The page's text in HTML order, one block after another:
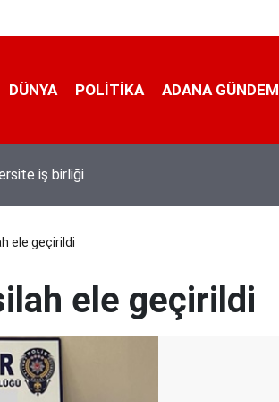
DÜNYA POLİTİKA ADANA GÜNDEM
yeni plaka ihalesine tepki gösterdi
ele geçirildi
ele geçirildi